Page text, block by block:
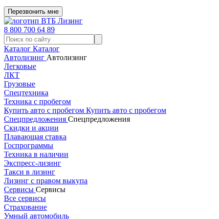
Перезвонить мне
8 800 700 64 89
Каталог Каталог
Автолизинг Автолизинг
Легковые
ЛКТ
Грузовые
Спецтехника
Техника с пробегом
Купить авто с пробегом Купить авто с пробегом
Спецпредложения Спецпредложения
Скидки и акции
Плавающая ставка
Госпрограммы
Техника в наличии
Экспресс-лизинг
Такси в лизинг
Лизинг с правом выкупа
Сервисы Сервисы
Все сервисы
Страхование
Умный автомобиль